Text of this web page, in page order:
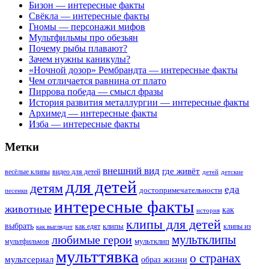
Бизон — интересные факты
Свёкла — интересные факты
Гномы — персонажи мифов
Мультфильмы про обезьян
Почему рыбы плавают?
Зачем нужны каникулы?
«Ночной дозор» Рембрандта — интересные факты
Чем отличается равнина от плато
Пиррова победа — смысл фразы
История развития металлургии — интересные факты
Архимед — интересные факты
Изба — интересные факты
Метки
весёлые клипы видео для детей внешний вид где живёт детей детские
песенки детям для детей достопримечательности еда
животные интересные факты история как
выбрать как выглядит как едят клипы клипы для детей клипы из
мультфильмов любимые герои мультклип мультклипы
мультсериал мульттявка образ жизни о странах